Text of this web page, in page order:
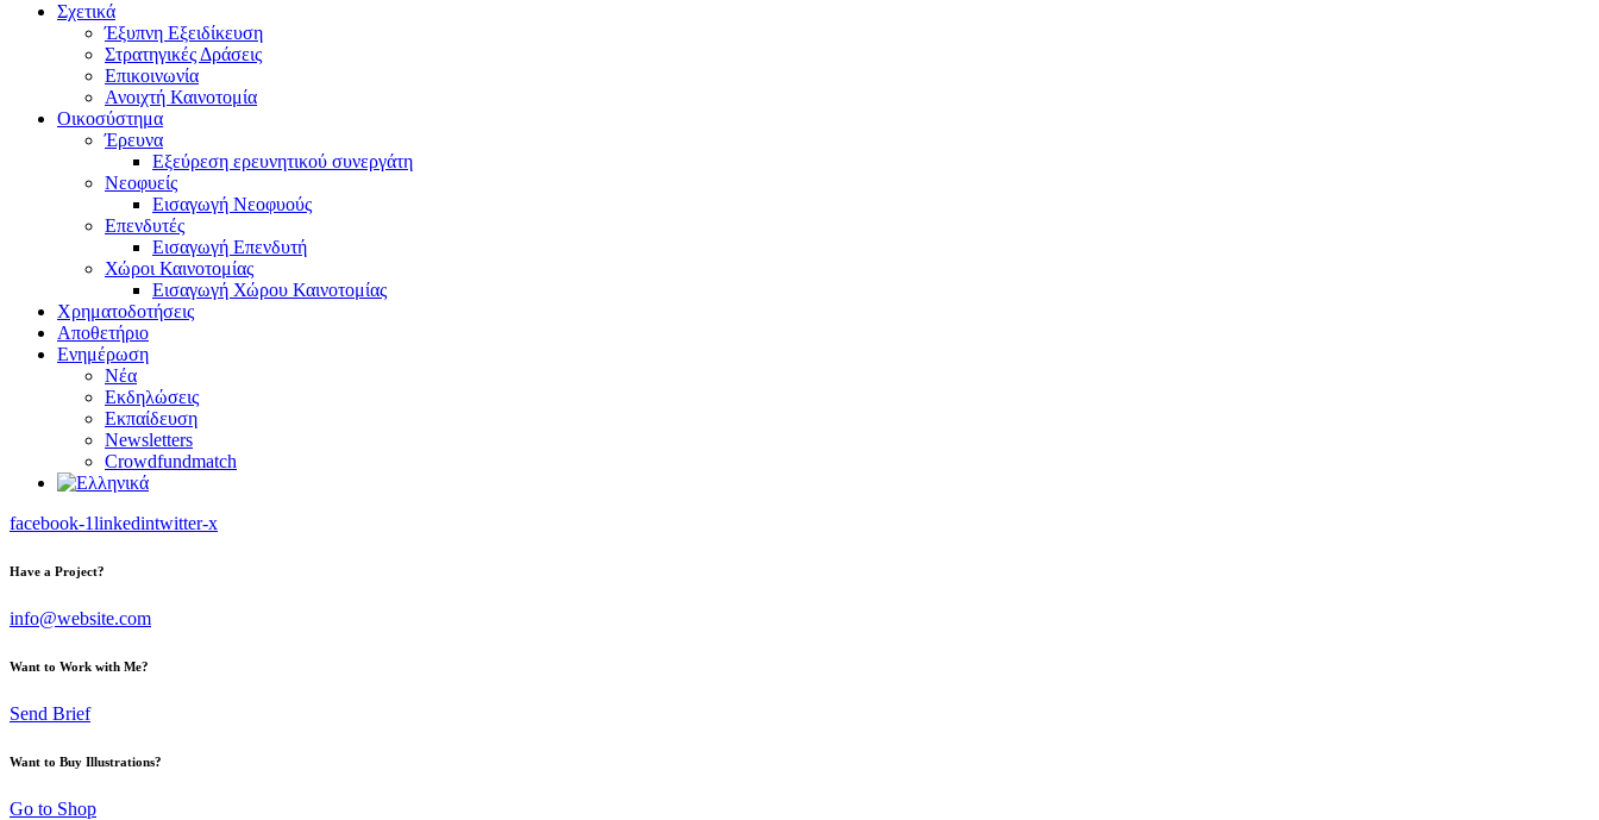
Σχετικά
Έξυπνη Εξειδίκευση
Στρατηγικές Δράσεις
Επικοινωνία
Ανοιχτή Καινοτομία
Οικοσύστημα
Έρευνα
Εξεύρεση ερευνητικού συνεργάτη
Νεοφυείς
Εισαγωγή Νεοφυούς
Επενδυτές
Εισαγωγή Επενδυτή
Χώροι Καινοτομίας
Εισαγωγή Χώρου Καινοτομίας
Χρηματοδοτήσεις
Αποθετήριο
Ενημέρωση
Νέα
Εκδηλώσεις
Εκπαίδευση
Newsletters
Crowdfundmatch
facebook-1linkedintwitter-x
Have a Project?
info@website.com
Want to Work with Me?
Send Brief
Want to Buy Illustrations?
Go to Shop